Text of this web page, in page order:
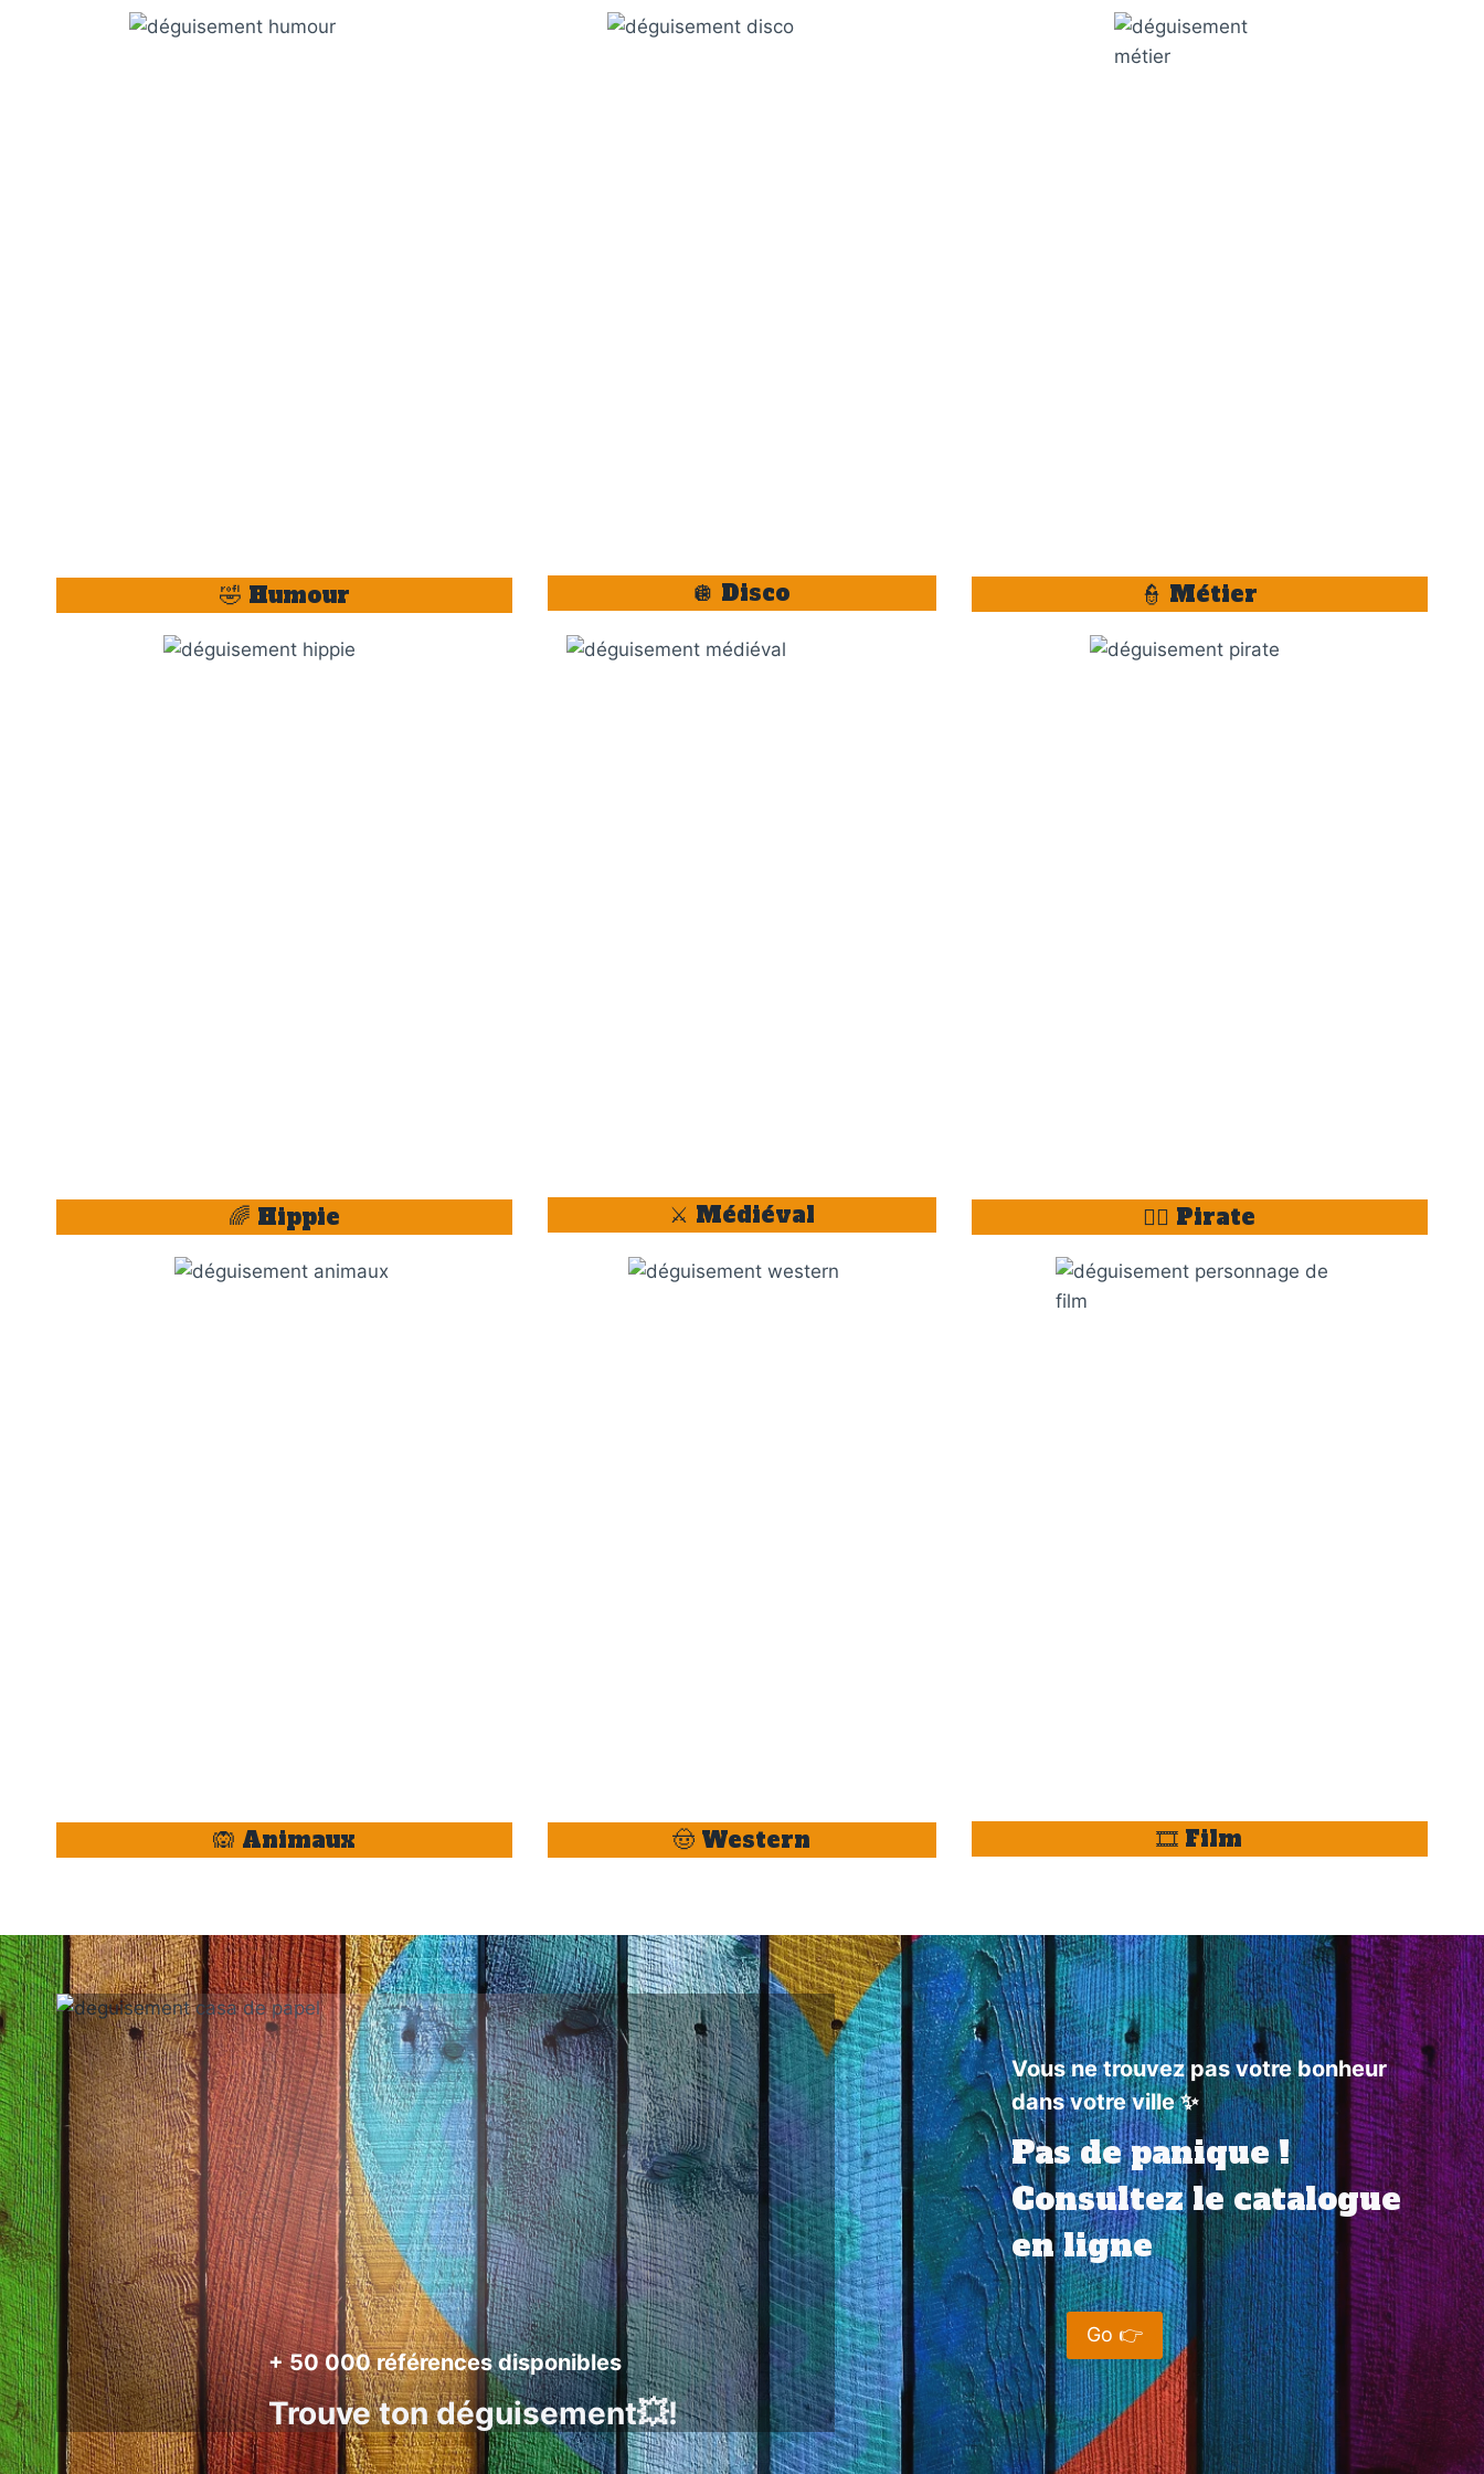
🤣 Humour 🪩 Disco 👮 Métier
🌈 Hippie ⚔️ Médiéval 🏴‍☠️ Pirate
🙉 Animaux 🤠 Western 🎞️ Film
+ 50 000 références disponibles
Trouve ton déguisement💥!
Vous ne trouvez pas votre bonheur
dans votre ville ✨
Pas de panique !
Consultez le catalogue
en ligne
Go 👉